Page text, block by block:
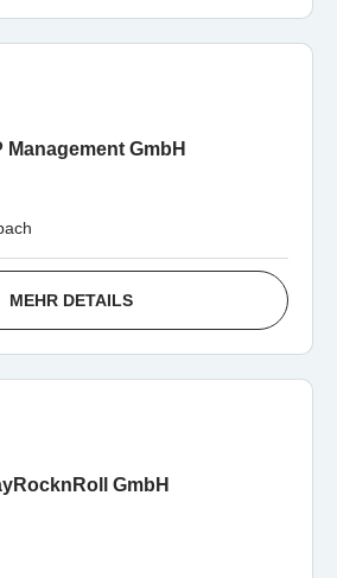
Management GmbH
MEHR DETAILS
GmbH